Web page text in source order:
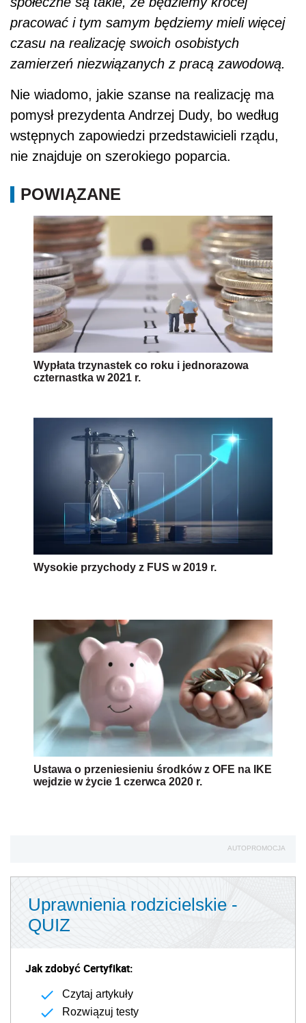
pracować i tym samym będziemy mieli więcej
czasu na realizację swoich osobistych
zamierzeń niezwiązanych z pracą zawodową.
Nie wiadomo, jakie szanse na realizację ma
pomysł prezydenta Andrzej Dudy, bo według
wstępnych zapowiedzi przedstawicieli rządu,
nie znajduje on szerokiego poparcia.
POWIĄZANE
Wypłata trzynastek co roku i jednorazowa
czternastka w 2021 r.
Wysokie przychody z FUS w 2019 r.
Ustawa o przeniesieniu środków z OFE na IKE
wejdzie w życie 1 czerwca 2020 r.
AUTOPROMOCJA
Uprawnienia rodzicielskie -
QUIZ
Jak zdobyć Certyfikat:
Czytaj artykuły
Rozwiązuj testy